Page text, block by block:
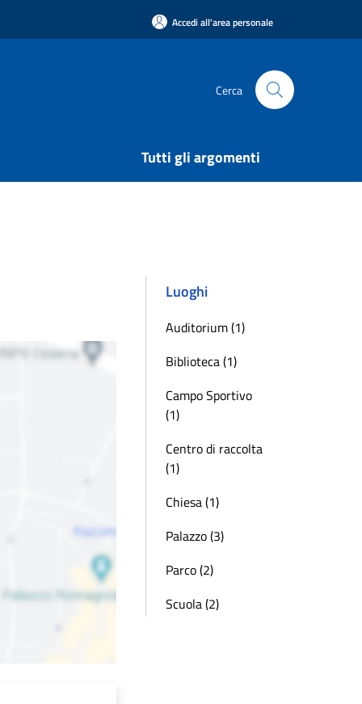
Accedi all'area personale
Cerca
Tutti gli argomenti
Luoghi
Auditorium (1)
Biblioteca (1)
Campo Sportivo
(1)
Centro di raccolta
(1)
Chiesa (1)
Palazzo (3)
Parco (2)
Scuola (2)